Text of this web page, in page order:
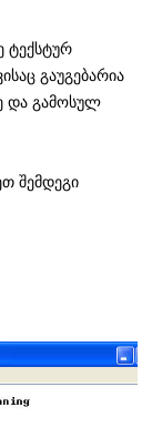
ტექსტურ
გაუგებარია
და გამოსულ
შემდეგი